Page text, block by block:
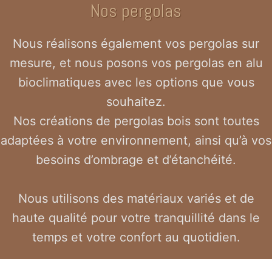
Nos pergolas
Nous réalisons également vos pergolas sur
mesure, et nous posons vos pergolas en alu
bioclimatiques avec les options que vous
souhaitez.
Nos créations de pergolas bois sont toutes
adaptées à votre environnement, ainsi qu’à vos
besoins d’ombrage et d’étanchéité.
Nous utilisons des matériaux variés et de
haute qualité pour votre tranquillité dans le
temps et votre confort au quotidien.